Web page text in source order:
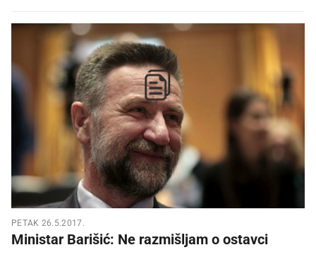
PETAK 26.5.2017.
Ministar Barišić: Ne razmišljam o ostavci